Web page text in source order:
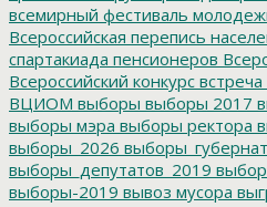
всемирный фестиваль
Всероссийская перепись
спартакиада пенсионеров
Всероссийский конкурс
ВЦИОМ выборы выборы 2017
выборы мэра выборы ректора
выборы_2026
выборы_депутатов_2019
выборы-2019 вывоз мусора